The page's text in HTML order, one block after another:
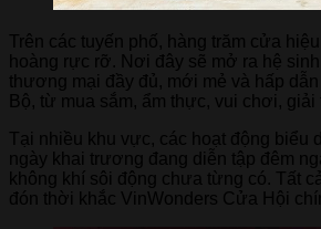
Trên các tuyến phố, hàng trăm cửa
hoàng rực rỡ. Nơi đây sẽ mở ra hệ
thương mại đầy đủ, mới mẻ và hấp dẫn
Bộ, từ mua sắm, ẩm thực, vui chơi, giải
Tại nhiều khu vực, các hoạt động biểu
ngày khai trương đang diễn tập đêm
không khí sôi động chưa từng có. Tất
đón thời khắc VinWonders Cửa Hội